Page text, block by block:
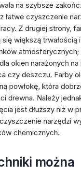
na szybsze
łatwe czyszczenie
Z drugiej strony,
większą trwałością
atmosferycznych;
okien narażonych
czy deszczu. Farby
powłokę, która
drewna. Należy
jest dłuższy niż w
narzędzi
chemicznych.
można